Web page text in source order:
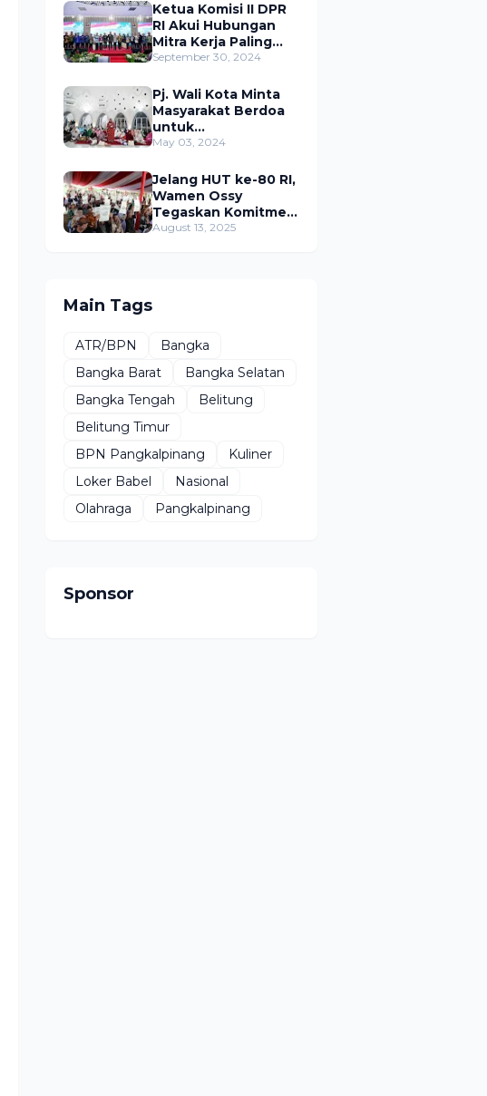
Ketua Komisi II DPR
RI Akui Hubungan
Mitra Kerja Paling
Akrab dengan
ATR/BPN
September 30, 2024
Pj. Wali Kota Minta
Masyarakat Berdoa
untuk
Pangkalpinang,
di 2024 Berjalan
Lancar
May 03, 2024
Jelang HUT ke-80 RI,
Wamen Ossy
Tegaskan Komitmen
Presiden Prabowo
August 13, 2025
Main Tags
ATR/BPN
Bangka
Bangka Barat
Bangka Selatan
Bangka Tengah
Belitung
Belitung Timur
BPN Pangkalpinang
Kuliner
Loker Babel
Nasional
Olahraga
Pangkalpinang
Sponsor